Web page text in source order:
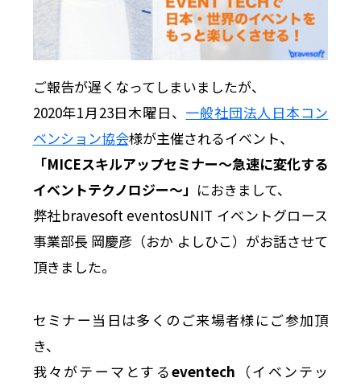
ご報告が遅くなってしまいましたが、
2020年1月23日木曜日、 一般社団法人日本コン
ベンション協会様が主催されるイベント、
「MICEスキルアップセミナー〜急速に変化する
イベントテクノロジー〜」 におきまして、
弊社bravesoft eventosUNIT イベントグロース
事業部長 岡慶彦（おか よしひこ）がお話させて
頂きました。
セミナー当日は多くのご来場者様にご参加頂
き、
我々がテーマとするeventech （イベンテッ